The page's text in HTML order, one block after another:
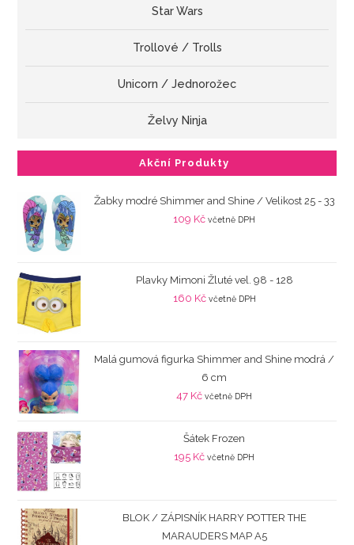
Star Wars
Trollové / Trolls
Unicorn / Jednorožec
Želvy Ninja
Akční Produkty
Žabky modré Shimmer and Shine / Velikost 25 - 33
109 Kč včetně DPH
Plavky Mimoni Žluté vel. 98 - 128
160 Kč včetně DPH
Malá gumová figurka Shimmer and Shine modrá /
6 cm
47 Kč včetně DPH
Šátek Frozen
195 Kč včetně DPH
BLOK / ZÁPISNÍK HARRY POTTER THE
MARAUDERS MAP A5